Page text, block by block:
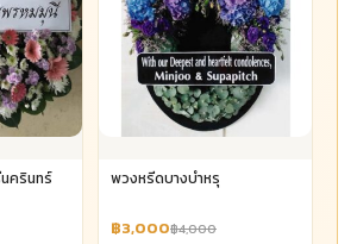
ครินทร์
พวงหรีดบางบำหรุ
฿3,000฿4,000